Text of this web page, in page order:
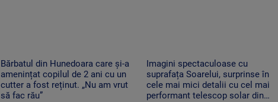
Bărbatul din Hunedoara care și-a
amenințat copilul de 2 ani cu un
cutter a fost reținut. „Nu am vrut
să fac rău”
Imagini spectaculoase cu
suprafața Soarelui, surprinse în
cele mai mici detalii cu cel mai
performant telescop solar din